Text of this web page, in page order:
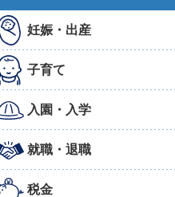
妊娠・出産
子育て
入園・入学
就職・退職
税金